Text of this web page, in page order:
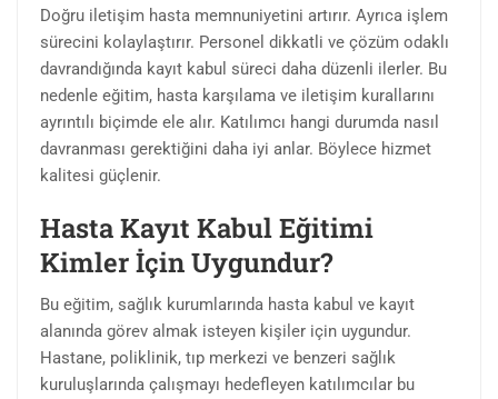
Doğru iletişim hasta memnuniyetini artırır. Ayrıca işlem
sürecini kolaylaştırır. Personel dikkatli ve çözüm odaklı
davrandığında kayıt kabul süreci daha düzenli ilerler. Bu
nedenle eğitim, hasta karşılama ve iletişim kurallarını
ayrıntılı biçimde ele alır. Katılımcı hangi durumda nasıl
davranması gerektiğini daha iyi anlar. Böylece hizmet
kalitesi güçlenir.
Hasta Kayıt Kabul Eğitimi
Kimler İçin Uygundur?
Bu eğitim, sağlık kurumlarında hasta kabul ve kayıt
alanında görev almak isteyen kişiler için uygundur.
Hastane, poliklinik, tıp merkezi ve benzeri sağlık
kuruluşlarında çalışmayı hedefleyen katılımcılar bu